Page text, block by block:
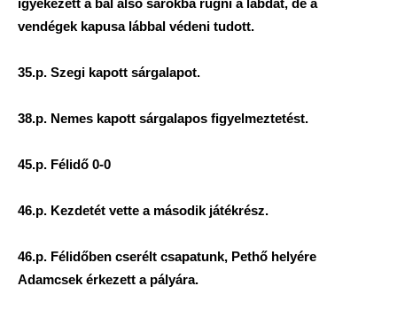
igyekezett a bal alsó sarokba rúgni a labdát, de a
vendégek kapusa lábbal védeni tudott.
35.p. Szegi kapott sárgalapot.
38.p. Nemes kapott sárgalapos figyelmeztetést.
45.p. Félidő 0-0
46.p. Kezdetét vette a második játékrész.
46.p. Félidőben cserélt csapatunk, Pethő helyére
Adamcsek érkezett a pályára.